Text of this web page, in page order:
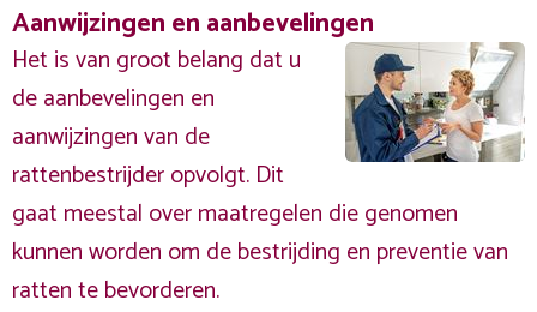
Aanwijzingen en aanbevelingen
Het is van groot belang dat u
de aanbevelingen en
aanwijzingen van de
rattenbestrijder opvolgt. Dit
gaat meestal over maatregelen die genomen
kunnen worden om de bestrijding en preventie van
ratten te bevorderen.